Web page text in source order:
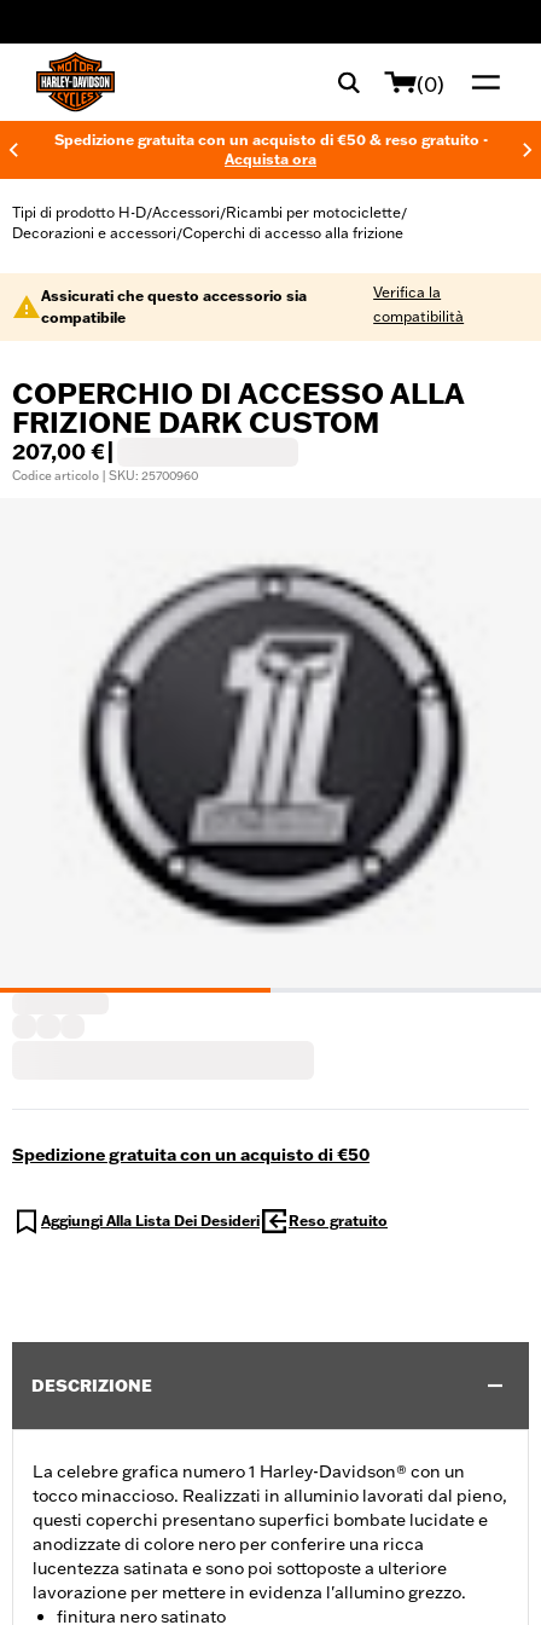
(0)
Spedizione gratuita con un acquisto di €50 & reso gratuito -
Acquista ora
Tipi di prodotto H-D/Accessori/Ricambi per motociclette/
Decorazioni e accessori/Coperchi di accesso alla frizione
Assicurati che questo accessorio sia
compatibile
Verifica la
compatibilità
COPERCHIO DI ACCESSO ALLA
FRIZIONE DARK CUSTOM
207,00 €
Codice articolo | SKU: 25700960
Spedizione gratuita con un acquisto di €50
Aggiungi Alla Lista Dei Desideri Reso gratuito
DESCRIZIONE
La celebre grafica numero 1 Harley-Davidson® con un
tocco minaccioso. Realizzati in alluminio lavorati dal pieno,
questi coperchi presentano superfici bombate lucidate e
anodizzate di colore nero per conferire una ricca
lucentezza satinata e sono poi sottoposte a ulteriore
lavorazione per mettere in evidenza l'allumino grezzo.
finitura nero satinato